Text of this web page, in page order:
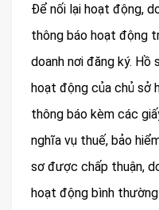
Để nối lại hoạt động,
thông báo hoạt động
doanh nơi đăng ký. Hồ
hoạt động của chủ sở
thông báo kèm các
nghĩa vụ thuế, bảo
sơ được chấp thuận,
hoạt động bình